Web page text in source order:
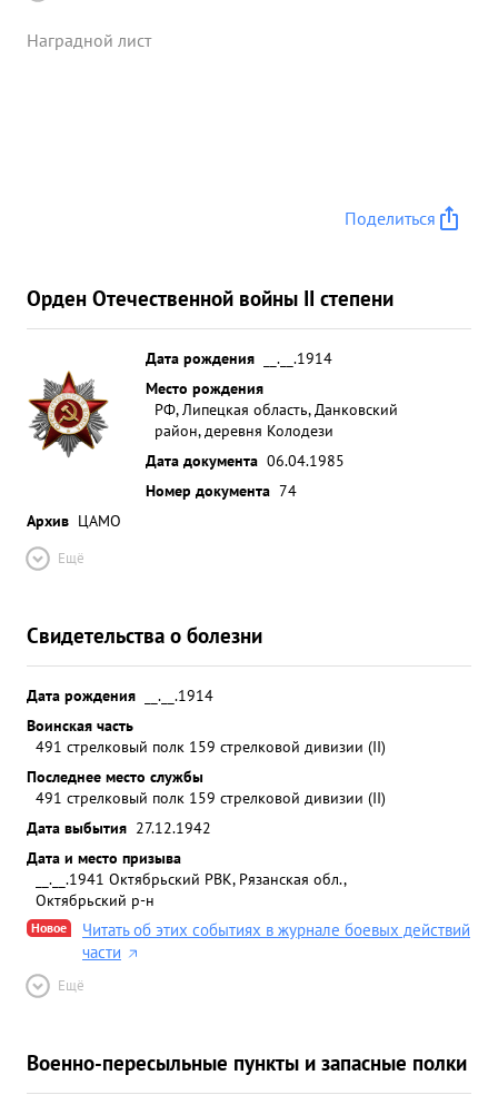
Наградной лист
Поделиться
Орден Отечественной войны II степени
Дата рождения
__.__.1914
Место рождения
РФ, Липецкая область, Данковский
район, деревня Колодези
Дата документа 06.04.1985
Номер документа 74
Архив ЦАМО
Ещё
Свидетельства о болезни
Дата рождения
__.__.1914
Воинская часть
491 стрелковый полк 159 стрелковой дивизии (II)
Последнее место службы
491 стрелковый полк 159 стрелковой дивизии (II)
Дата выбытия 27.12.1942
Дата и место призыва
__.__.1941 Октябрьский РВК, Рязанская обл.,
Октябрьский р-н
Новое
Читать об этих событиях в журнале боевых действий
части
Ещё
Военно-пересыльные пункты и запасные полки